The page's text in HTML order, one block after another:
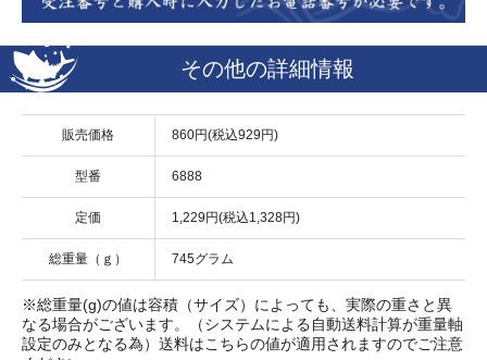
その他の詳細情報
販売価格 860円(税込929円)
型番 6888
定価 1,229円(税込1,328円)
総重量（ｇ） 745グラム
※総重量(g)の値は容積（サイズ）によっても、実際の重さと異
なる場合がございます。（システムによる自動送料計算が重量軸
設定のみとなる為）送料はこちらの値が適用されますのでご注意